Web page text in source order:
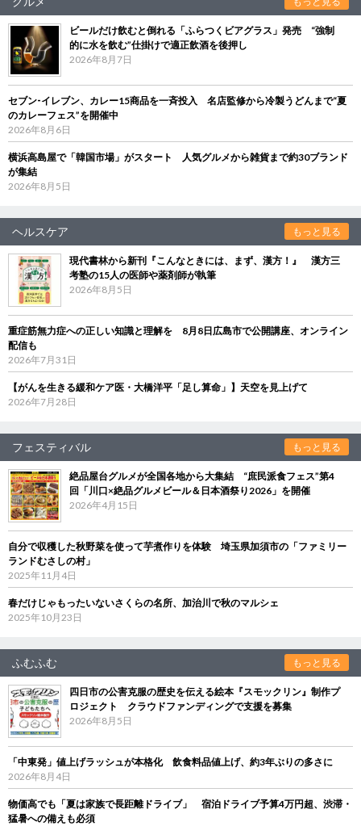
ビールだけ飲むと倒れる「ふらつくビアグラス」発売 “強制
的に水を飲む”仕掛けで適正飲酒を後押し
2026年8月7日
セブン‐イレブン、カレー15商品を一斉投入 名店監修から冷製うどんまで“夏
のカレーフェス”を開催中
2026年8月6日
横浜高島屋で「韓国市場」がスタート 人気グルメから雑貨まで約30ブランド
が集結
2026年8月5日
ヘルスケア もっと見る
現代書林から新刊『こんなときには、まず、漢方！』 漢方三
考塾の15人の医師や薬剤師が執筆
2026年8月5日
重症筋無力症への正しい知識と理解を 8月8日広島市で公開講座、オンライン
配信も
2026年7月31日
【がんを生きる緩和ケア医・大橋洋平「足し算命」】天空を見上げて
2026年7月28日
フェスティバル もっと見る
絶品屋台グルメが全国各地から大集結 “庶民派食フェス”第4
回「川口×絶品グルメビール＆日本酒祭り2026」を開催
2026年4月15日
自分で収穫した秋野菜を使って芋煮作りを体験 埼玉県加須市の「ファミリー
ランドむさしの村」
2025年11月4日
春だけじゃもったいないさくらの名所、加治川で秋のマルシェ
2025年10月23日
ふむふむ もっと見る
四日市の公害克服の歴史を伝える絵本『スモックリン』制作プ
ロジェクト クラウドファンディングで支援を募集
2026年8月5日
「中東発」値上げラッシュが本格化 飲食料品値上げ、約3年ぶりの多さに
2026年8月4日
物価高でも「夏は家族で長距離ドライブ」 宿泊ドライブ予算4万円超、渋滞・
猛暑への備えも必須